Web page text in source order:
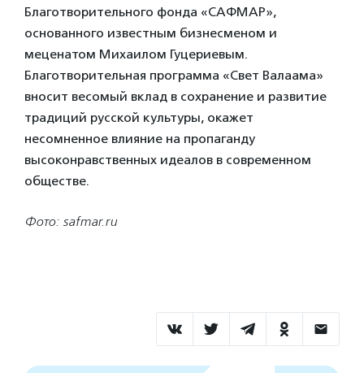
Благотворительного фонда «САФМАР»,
основанного известным бизнесменом и
меценатом Михаилом Гуцериевым.
Благотворительная программа «Свет Валаама»
вносит весомый вклад в сохранение и развитие
традиций русской культуры, окажет
несомненное влияние на пропаганду
высоконравственных идеалов в современном
обществе.
Фото: safmar.ru